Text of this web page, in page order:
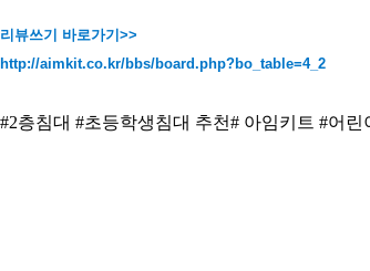
리뷰쓰기 바로가기>>
http://aimkit.co.kr/bbs/board.php?bo_table=4_2
#2층침대 #초등학생침대 추천# 아임키트 #어